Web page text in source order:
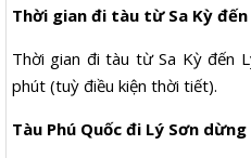
Thời gian đi tàu từ Sa Kỳ đến
Thời gian đi tàu từ Sa Kỳ đến
phút (tuỳ điều kiện thời tiết).
Tàu Phú Quốc đi Lý Sơn